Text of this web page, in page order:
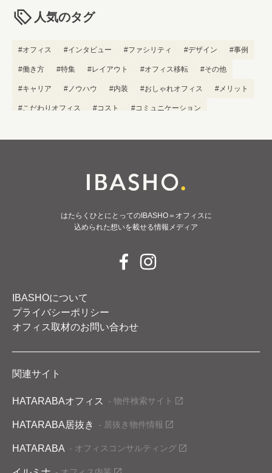
人気のタグ
#オフィス #インタビュー #ファシリティ #デザイン #事例
#働き方 #特集 #レイアウト #オフィス移転 #その他
#キャリア #ノウハウ #内装 #おしゃれオフィス #メリット
#こだわりオフィス #コスト #コミュニケーション
はたらくひとにとってのIBASHO＝オフィスに
込められた想いを載せる情報メディア
IBASHOについて
プライバシーポリシー
オフィス取材のお問い合わせ
関連サイト
HATARABAオフィス - 物件検索サイト
HATARABA居抜き - 居抜き物件情報
HATARABA - オフィスコンサルティング